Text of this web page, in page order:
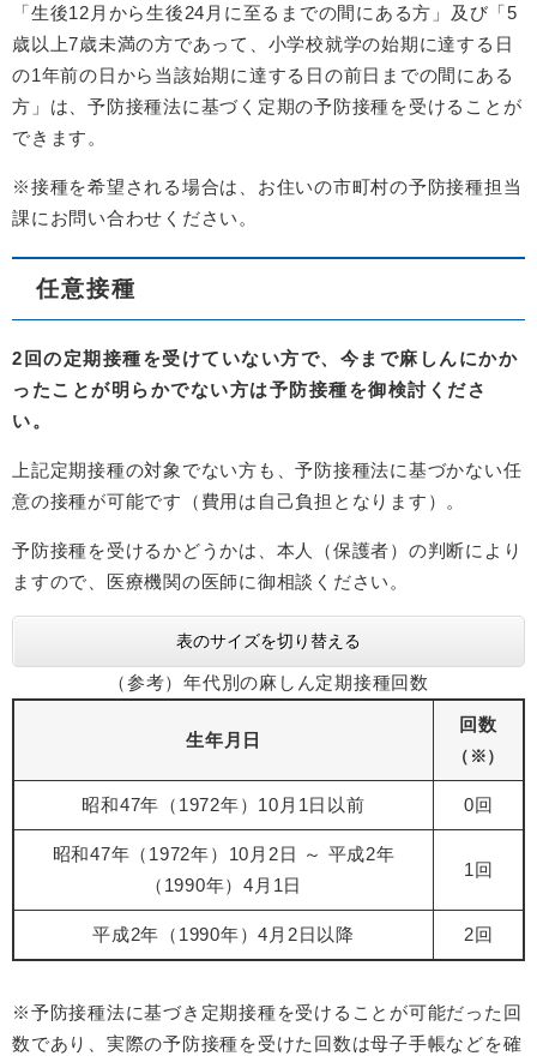
「生後12月から生後24月に至るまでの間にある方」及び「5
歳以上7歳未満の方であって、小学校就学の始期に達する日
の1年前の日から当該始期に達する日の前日までの間にある
方」は、予防接種法に基づく定期の予防接種を受けることが
できます。
※接種を希望される場合は、お住いの市町村の予防接種担当
課にお問い合わせください。
任意接種
2回の定期接種を受けていない方で、今まで麻しんにかか
ったことが明らかでない方は予防接種を御検討くださ
い。
上記定期接種の対象でない方も、予防接種法に基づかない任
意の接種が可能です（費用は自己負担となります）。
予防接種を受けるかどうかは、本人（保護者）の判断により
ますので、医療機関の医師に御相談ください。
表のサイズを切り替える
（参考）年代別の麻しん定期接種回数
生年月日
回数
（※）
昭和47年（1972年）10月1日以前 0回
昭和47年（1972年）10月2日 ～ 平成2年
（1990年）4月1日
1回
平成2年（1990年）4月2日以降 2回
※予防接種法に基づき定期接種を受けることが可能だった回
数であり、実際の予防接種を受けた回数は母子手帳などを確